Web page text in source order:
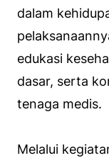
dalam
edukasi
dasar, serta
tenaga medis.
Melalui